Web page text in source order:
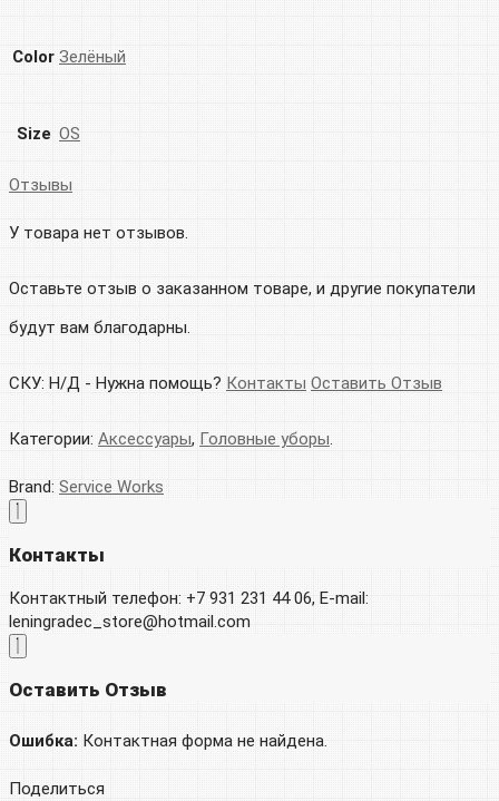
Color Зелёный
Size OS
Отзывы
У товара нет отзывов.
Оставьте отзыв о заказанном товаре, и другие покупатели
будут вам благодарны.
СКУ: Н/Д - Нужна помощь? Контакты Оставить Отзыв
Категории: Аксессуары, Головные уборы.
Brand: Service Works
Контакты
Контактный телефон: +7 931 231 44 06, E-mail:
leningradec_store@hotmail.com
Оставить Отзыв
Ошибка: Контактная форма не найдена.
Поделиться